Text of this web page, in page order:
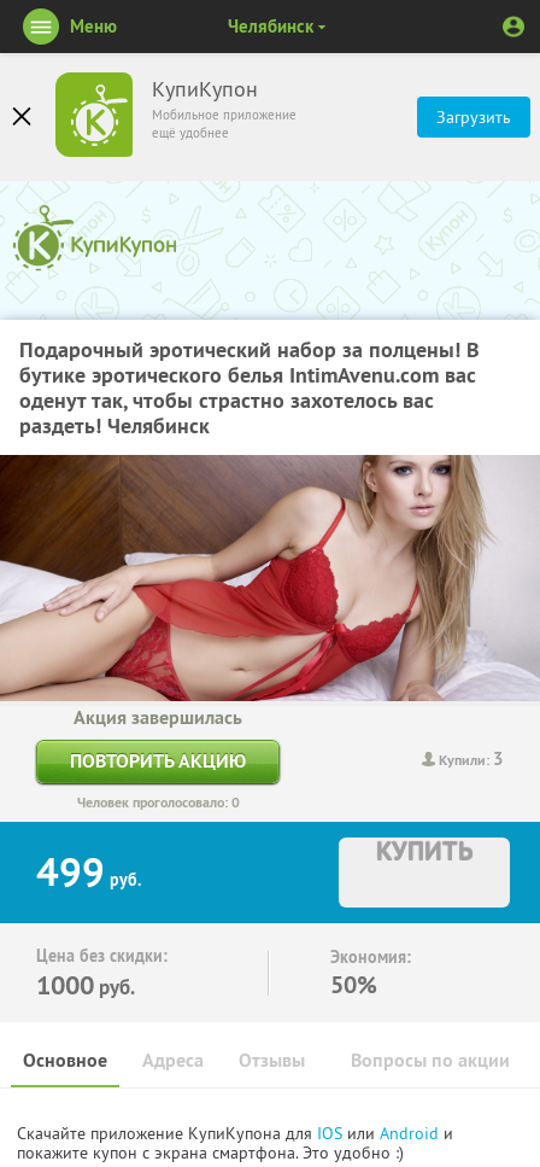
КупиКупон
Мобильное приложение
ещё удобнее
Загрузить
Меню Челябинск
Подарочный эротический набор за полцены! В
бутике эротического белья IntimAvenu.com вас
оденут так, чтобы страстно захотелось вас
раздеть! Челябинск
Купили: 3
Акция завершилась
ПОВТОРИТЬ АКЦИЮ
Человек проголосовало: 0
499 руб.
КУПИТЬ
Цена без скидки:
1000 руб.
Экономия:
50%
Основное Отзывы Вопросы по акции
Адреса
Скачайте приложение КупиКупона для IOS или Android и
покажите купон с экрана смартфона. Это удобно :)